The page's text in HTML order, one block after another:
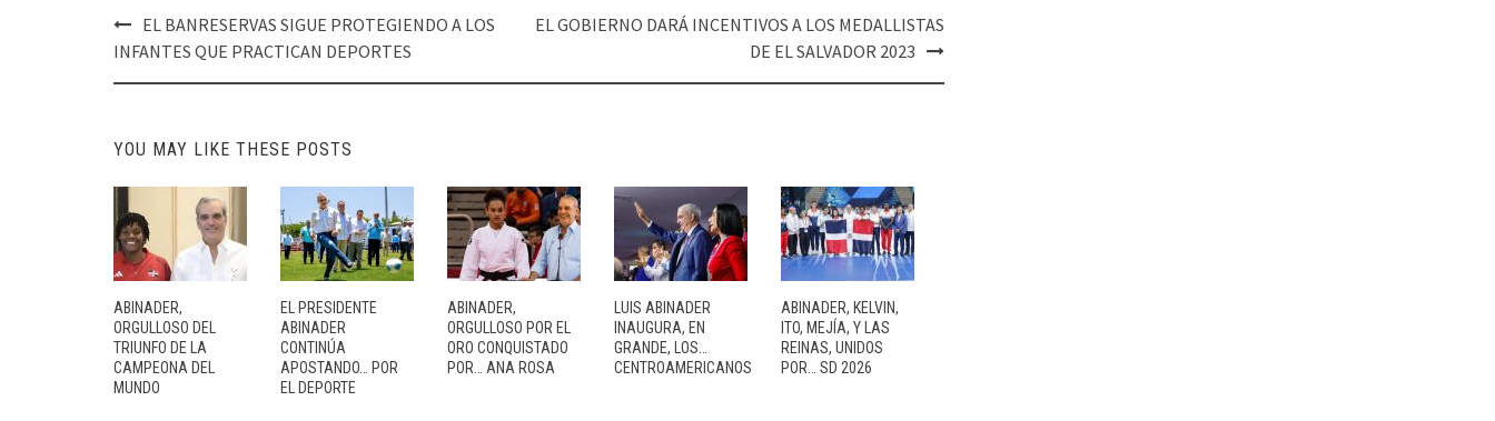
Post
navigation
EL BANRESERVAS SIGUE PROTEGIENDO A LOS
INFANTES QUE PRACTICAN DEPORTES
EL GOBIERNO DARÁ INCENTIVOS A LOS MEDALLISTAS
DE EL SALVADOR 2023
YOU MAY LIKE THESE POSTS
ABINADER,
ORGULLOSO DEL
TRIUNFO DE LA
CAMPEONA DEL
MUNDO
EL PRESIDENTE
ABINADER
CONTINÚA
APOSTANDO… POR
EL DEPORTE
ABINADER,
ORGULLOSO POR EL
ORO CONQUISTADO
POR… ANA ROSA
LUIS ABINADER
INAUGURA, EN
GRANDE, LOS…
CENTROAMERICANOS
ABINADER, KELVIN,
ITO, MEJÍA, Y LAS
REINAS, UNIDOS
POR… SD 2026